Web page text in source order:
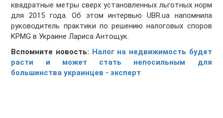
квадратные метры сверх установленных льготных норм
для 2015 года. Об этом интервью UBR.ua напомнила
руководитель практики по решению налоговых споров
KPMG в Украине Лариса Антощук.
Вспомните новость: Налог на недвижимость будет
расти и может стать непосильным для
большинства украинцев - эксперт